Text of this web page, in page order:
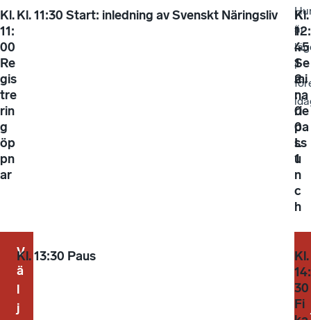
Kl.
11:
00
Re
gis
tre
rin
g
öp
pn
ar
Kl. 11:30 Start: inledning av Svenskt Näringsliv
är
i
K
l
.
1
2
:
0
0
L
u
n
c
h
Kl.
12:
45
Se
mi
na
rie
pa
ss
1
V
ä
l
j
Kl. 13:30 Paus
K
l
.
1
Kl.
14:
30
Fi